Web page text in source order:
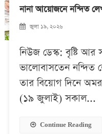
নানা আয়োজনে নন্দিত
জুলা ১৯, ২০২৬
নিউজ ডেস্ক: বৃষ্টি আর
ভালোবাসতেন নন্দিত
তার বিয়োগ দিনে
(১৯ জুলাই) সকাল...
Continue Reading